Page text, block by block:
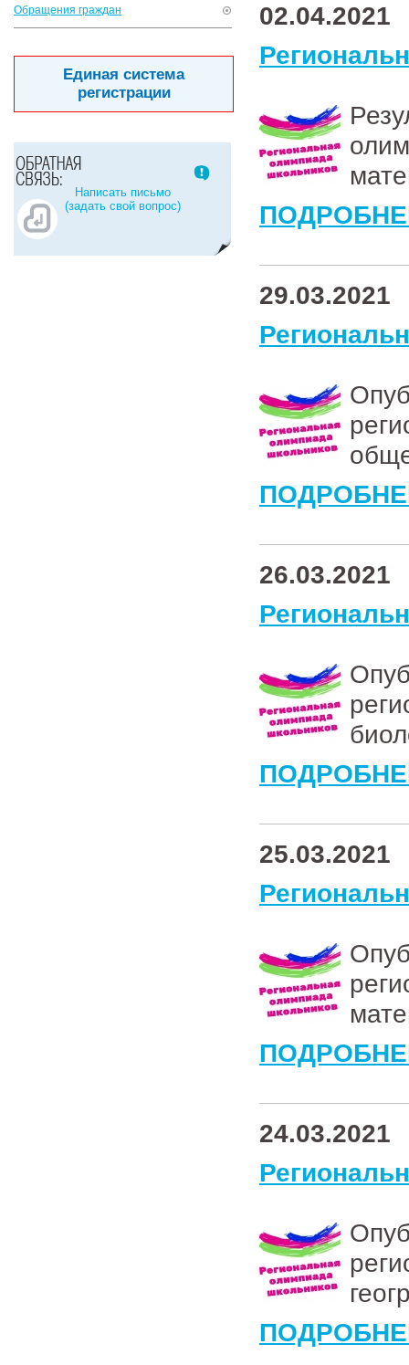
Обращения граждан
Единая система
регистрации
Написать письмо
(задать свой вопрос)
02.04.2021
29.03.2021
26.03.2021
25.03.2021
24.03.2021